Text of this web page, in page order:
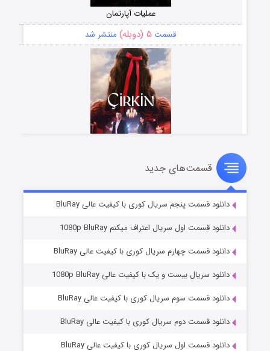
عملیات آپارتمان
قسمت ۵ (دوبله) منتشر شد
سریال زشت
قسمت۲ (زیرنویس) منتشر شد
مردگان متحرک: شهر مرده ۳
قسمت۲ (زیرنویس) منتشر شد
قسمت‌های جدید
دانلود قسمت پنجم سریال کوری با کیفیت عالی BluRay
دانلود قسمت اول سریال اعتراف میکنم 1080p BluRay
دانلود قسمت چهارم سریال کوری با کیفیت عالی BluRay
دانلود سریال بیست و یک با کیفیت عالی 1080p BluRay
دانلود قسمت سوم سریال کوری با کیفیت عالی BluRay
دانلود قسمت دوم سریال کوری با کیفیت عالی BluRay
دانلود قسمت اول سریال کوری با کیفیت عالی BluRay